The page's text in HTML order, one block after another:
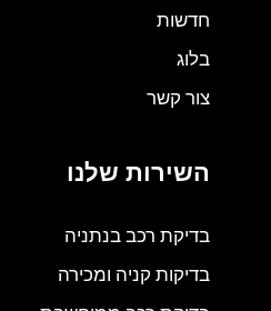
חדשות
בלוג
צור קשר
השירות שלנו
בדיקת רכב בנתניה
בדיקות קניה ומכירה